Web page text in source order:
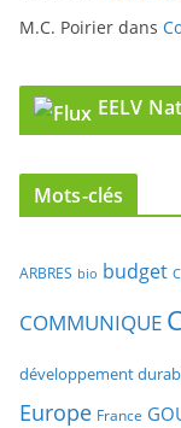
M.C. Poirier dans
EELV
Mots-clés
ARBRES bio budget
COMMUNIQUE
développement
Europe France